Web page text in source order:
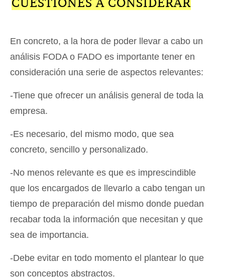
En concreto, a la hora de poder llevar a cabo un
análisis FODA o FADO es importante tener en
consideración una serie de aspectos relevantes:
-Tiene que ofrecer un análisis general de toda la
empresa.
-Es necesario, del mismo modo, que sea
concreto, sencillo y personalizado.
-No menos relevante es que es imprescindible
que los encargados de llevarlo a cabo tengan un
tiempo de preparación del mismo donde puedan
recabar toda la información que necesitan y que
sea de importancia.
-Debe evitar en todo momento el plantear lo que
son conceptos abstractos.